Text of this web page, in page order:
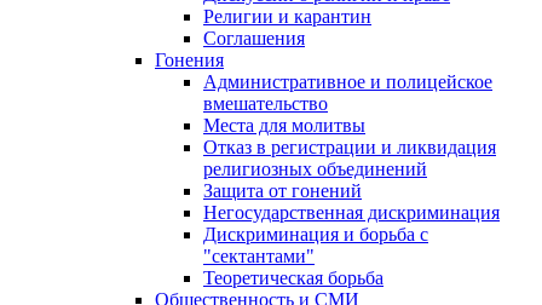
Религии и карантин
Соглашения
Гонения
Административное и полицейское
вмешательство
Места для молитвы
Отказ в регистрации и ликвидация
религиозных объединений
Защита от гонений
Негосударственная дискриминация
Дискриминация и борьба с
"сектантами"
Теоретическая борьба
Общественность и СМИ